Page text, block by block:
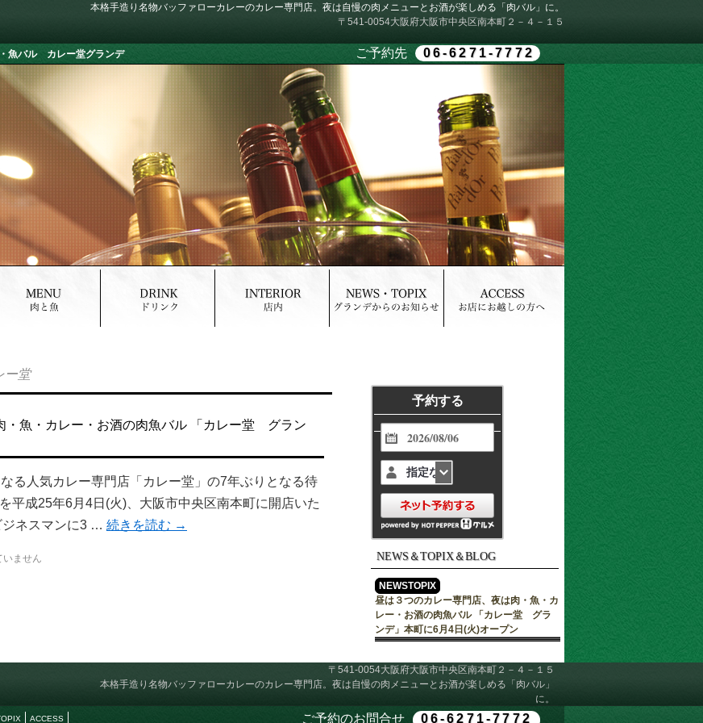
本格手造り名物バッファローカレーのカレー専門店。夜は自慢の肉メニューとお酒が楽しめる「肉バル」に。
〒541-0054大阪府大阪市中央区南本町２－４－１５
魚バル カレー堂グランデ ご予約先 06-6271-7772
ー堂
・魚・カレー・お酒の肉魚バル 「カレー堂 グラン
る人気カレー専門店「カレー堂」の7年ぶりとなる待
成25年6月4日(火)、大阪市中央区南本町に開店いた
ジネスマンに3 … 続きを読む →
いません
予約する
指定なし
NEWS＆TOPIX＆BLOG
NEWSTOPIX
昼は３つのカレー専門店、夜は肉・魚・カ
レー・お酒の肉魚バル 「カレー堂 グラ
ンデ」本町に6月4日(火)オープン
〒541-0054大阪府大阪市中央区南本町２－４－１５
本格手造り名物バッファローカレーのカレー専門店。夜は自慢の肉メニューとお酒が楽しめる「肉バル」
に。
ACCESS ご予約のお問合せ 06-6271-7772